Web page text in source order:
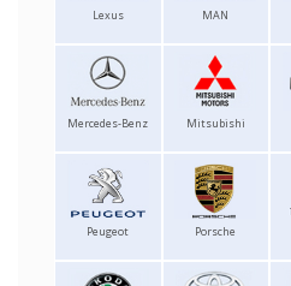
Lexus MAN
Mercedes-Benz Mitsubishi
Peugeot Porsche